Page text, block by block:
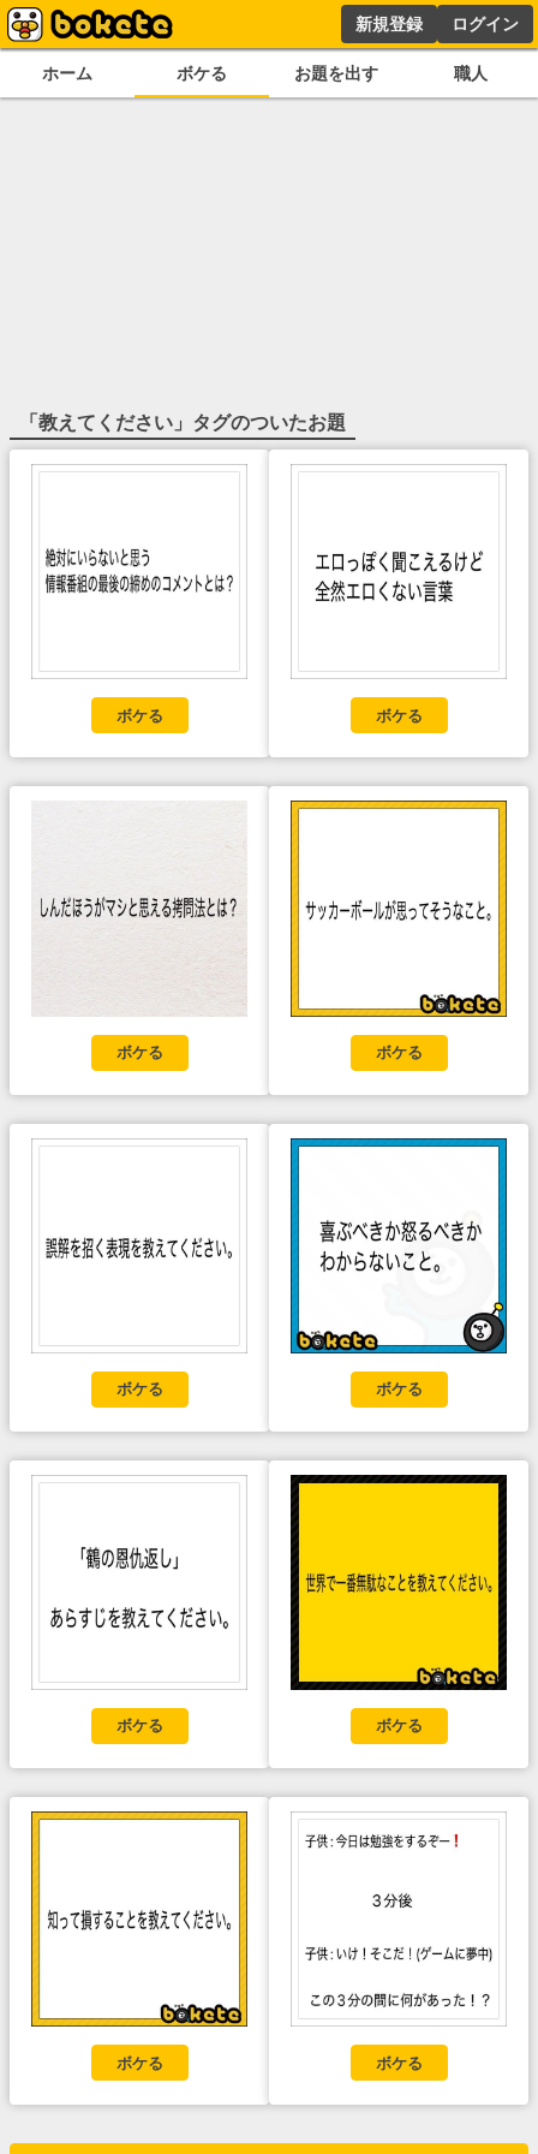
新規登録 ログイン
ホーム ボケる お題を出す 職人
「教えてください 」タグのついたお題
ボケる
ボケる
ボケる
ボケる
ボケる
ボケる
ボケる
ボケる
ボケる
ボケる